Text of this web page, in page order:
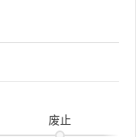
废止